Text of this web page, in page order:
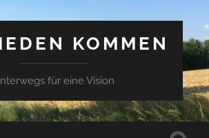
KOMMEN
für eine Vision